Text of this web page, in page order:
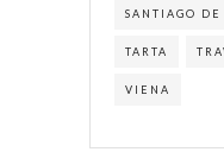
SANTIAGO DE
TARTA
VIENA